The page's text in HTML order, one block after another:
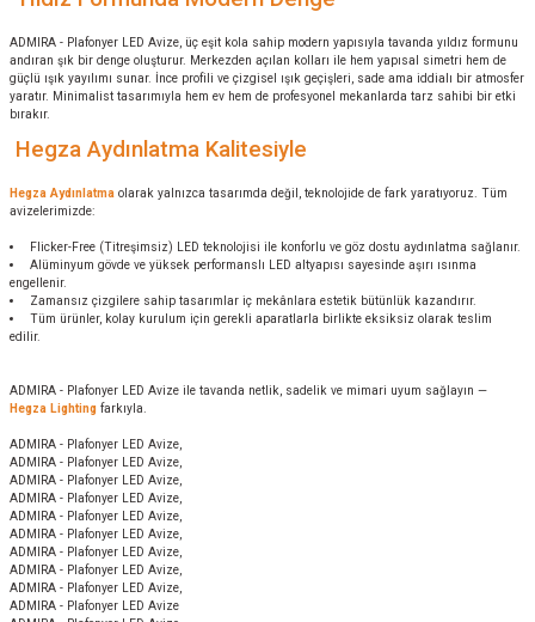
ADMIRA - Plafonyer LED Avize, üç eşit kola sahip modern yapısıyla tavanda yıldız formunu
andıran şık bir denge oluşturur. Merkezden açılan kolları ile hem yapısal simetri hem de
güçlü ışık yayılımı sunar. İnce profili ve çizgisel ışık geçişleri, sade ama iddialı bir atmosfer
yaratır. Minimalist tasarımıyla hem ev hem de profesyonel mekanlarda tarz sahibi bir etki
bırakır.
Hegza Aydınlatma Kalitesiyle
Hegza Aydınlatma olarak yalnızca tasarımda değil, teknolojide de fark yaratıyoruz. Tüm
avizelerimizde:
Flicker-Free (Titreşimsiz) LED teknolojisi ile konforlu ve göz dostu aydınlatma sağlanır.
Alüminyum gövde ve yüksek performanslı LED altyapısı sayesinde aşırı ısınma
engellenir.
Zamansız çizgilere sahip tasarımlar iç mekânlara estetik bütünlük kazandırır.
Tüm ürünler, kolay kurulum için gerekli aparatlarla birlikte eksiksiz olarak teslim
edilir.
ADMIRA - Plafonyer LED Avize ile tavanda netlik, sadelik ve mimari uyum sağlayın —
Hegza Lighting farkıyla.
ADMIRA - Plafonyer LED Avize,
ADMIRA - Plafonyer LED Avize,
ADMIRA - Plafonyer LED Avize,
ADMIRA - Plafonyer LED Avize,
ADMIRA - Plafonyer LED Avize,
ADMIRA - Plafonyer LED Avize,
ADMIRA - Plafonyer LED Avize,
ADMIRA - Plafonyer LED Avize,
ADMIRA - Plafonyer LED Avize,
ADMIRA - Plafonyer LED Avize